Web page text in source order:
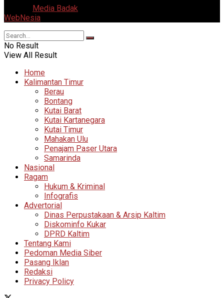
Media Badak
WebNesia
No Result
View All Result
Home
Kalimantan Timur
Berau
Bontang
Kutai Barat
Kutai Kartanegara
Kutai Timur
Mahakan Ulu
Penajam Paser Utara
Samarinda
Nasional
Ragam
Hukum & Kriminal
Infografis
Advertorial
Dinas Perpustakaan & Arsip Kaltim
Diskominfo Kukar
DPRD Kaltim
Tentang Kami
Pedoman Media Siber
Pasang Iklan
Redaksi
Privacy Policy